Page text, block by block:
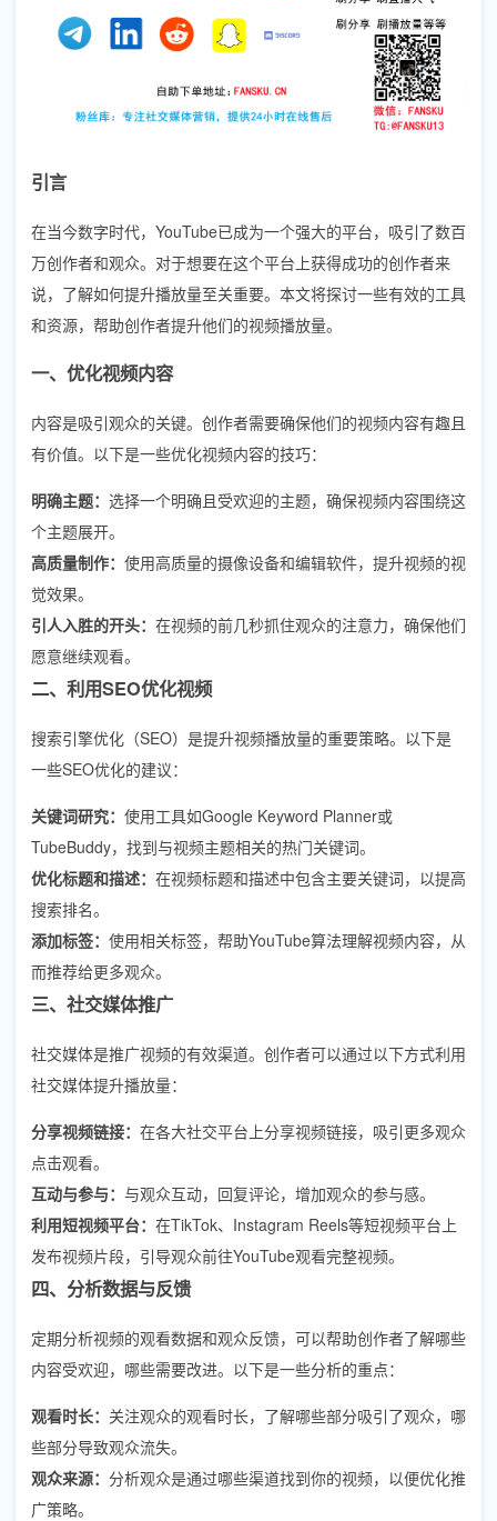
引言
在当今数字时代，YouTube已成为一个强大的平台，吸引了数百
万创作者和观众。对于想要在这个平台上获得成功的创作者来
说，了解如何提升播放量至关重要。本文将探讨一些有效的工具
和资源，帮助创作者提升他们的视频播放量。
一、优化视频内容
内容是吸引观众的关键。创作者需要确保他们的视频内容有趣且
有价值。以下是一些优化视频内容的技巧：
明确主题： 选择一个明确且受欢迎的主题，确保视频内容围绕这
个主题展开。
高质量制作： 使用高质量的摄像设备和编辑软件，提升视频的视
觉效果。
引人入胜的开头： 在视频的前几秒抓住观众的注意力，确保他们
愿意继续观看。
二、利用SEO优化视频
搜索引擎优化（SEO）是提升视频播放量的重要策略。以下是
一些SEO优化的建议：
关键词研究： 使用工具如Google Keyword Planner或
TubeBuddy，找到与视频主题相关的热门关键词。
优化标题和描述： 在视频标题和描述中包含主要关键词，以提高
搜索排名。
添加标签： 使用相关标签，帮助YouTube算法理解视频内容，从
而推荐给更多观众。
三、社交媒体推广
社交媒体是推广视频的有效渠道。创作者可以通过以下方式利用
社交媒体提升播放量：
分享视频链接： 在各大社交平台上分享视频链接，吸引更多观众
点击观看。
互动与参与： 与观众互动，回复评论，增加观众的参与感。
利用短视频平台： 在TikTok、Instagram Reels等短视频平台上
发布视频片段，引导观众前往YouTube观看完整视频。
四、分析数据与反馈
定期分析视频的观看数据和观众反馈，可以帮助创作者了解哪些
内容受欢迎，哪些需要改进。以下是一些分析的重点：
观看时长： 关注观众的观看时长，了解哪些部分吸引了观众，哪
些部分导致观众流失。
观众来源： 分析观众是通过哪些渠道找到你的视频，以便优化推
广策略。